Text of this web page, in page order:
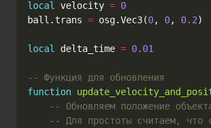
local velocity = 0
ball . trans = osg.Vec3(0, 0, 0.2)
local delta_time = 0.01
-- Функция для обновления
function
-- Обновляем положение
-- Для простоты считаем, что